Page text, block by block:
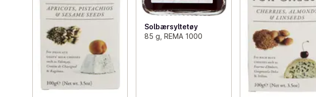
Solbærsyltetøy
85 g, REMA 1000